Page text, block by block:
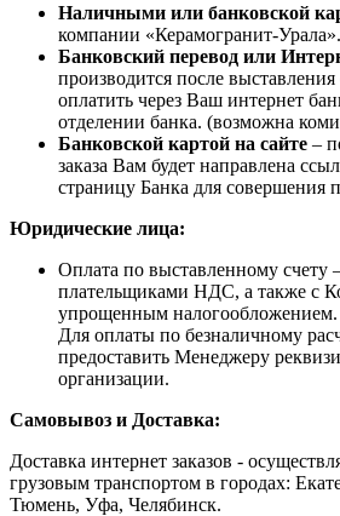
Наличными или банковской
компании «Керамогранит-Урала».
Банковский перевод или
производится после
оплатить через Ваш интернет
отделении банка. (возможна
Банковской картой на сайте –
заказа Вам будет направлена
страницу Банка для совершения
Юридические лица:
Оплата по выставленному счету
плательщиками НДС, а также с
упрощенным налогообложением.
Для оплаты по безналичному
предоставить Менеджеру
организации.
Самовывоз и Доставка:
Доставка интернет заказов -
грузовым транспортом в городах:
Тюмень, Уфа, Челябинск.